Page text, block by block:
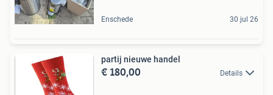
Enschede 30 jul 26
partij nieuwe handel
€ 180,00 Details